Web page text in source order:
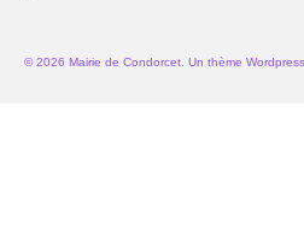
© 2026 Mairie de Condorcet. Un thème